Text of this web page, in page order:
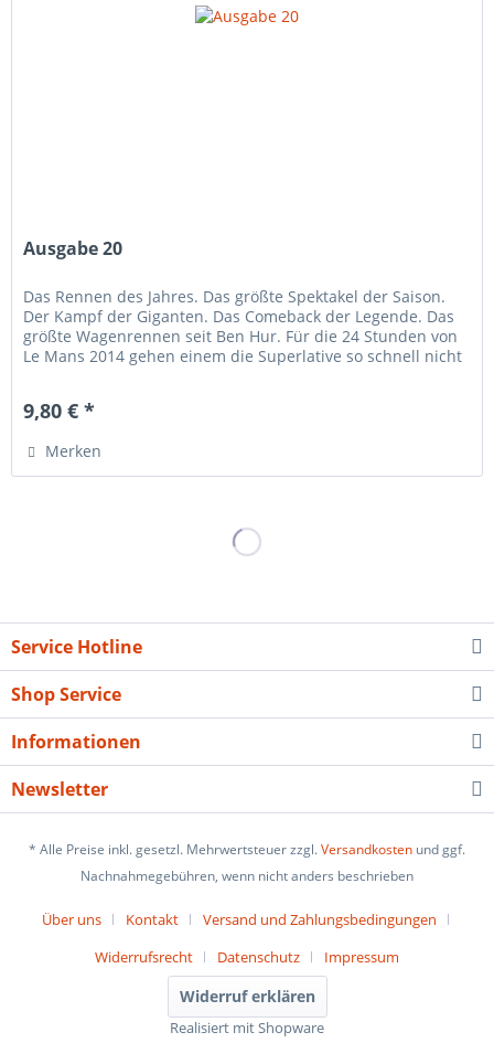
Ausgabe 20
Das Rennen des Jahres. Das größte Spektakel der Saison.
Der Kampf der Giganten. Das Comeback der Legende. Das
größte Wagenrennen seit Ben Hur. Für die 24 Stunden von
Le Mans 2014 gehen einem die Superlative so schnell nicht
9,80 € *
Merken
Service Hotline
Shop Service
Informationen
Newsletter
* Alle Preise inkl. gesetzl. Mehrwertsteuer zzgl.Versandkosten und ggf.
Nachnahmegebühren, wenn nicht anders beschrieben
Über uns Kontakt
Versand und Zahlungsbedingungen
Widerrufsrecht
Datenschutz Impressum
Widerruf erklären
Realisiert mit Shopware